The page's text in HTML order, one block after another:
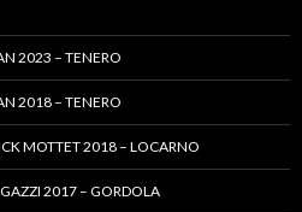
2023 – TENERO
2018 – TENERO
MOTTET 2018 – LOCARNO
2017 – GORDOLA